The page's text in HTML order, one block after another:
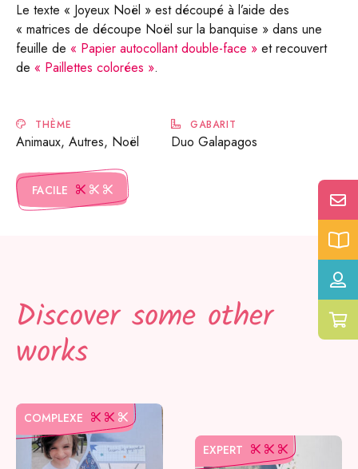
Le texte « Joyeux Noël » est découpé à l’aide des
« matrices de découpe Noël sur la banquise » dans une
feuille de « Papier autocollant double-face » et recouvert
de « Paillettes colorées ».
THÈME
Animaux, Autres, Noël
GABARIT
Duo Galapagos
FACILE
Discover some other
works
COMPLEXE
EXPERT